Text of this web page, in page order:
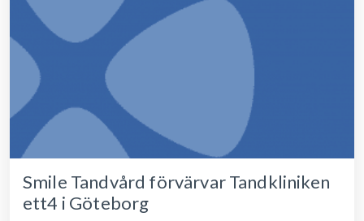
Smile Tandvård förvärvar Tandkliniken
ett4 i Göteborg